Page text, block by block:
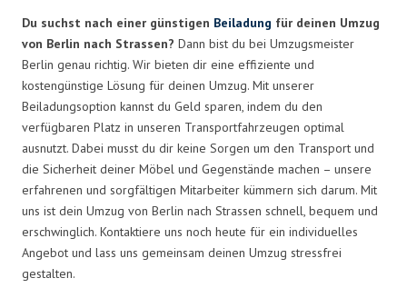
Du suchst nach einer günstigen Beiladung für deinen Umzug
von Berlin nach Strassen? Dann bist du bei Umzugsmeister
Berlin genau richtig. Wir bieten dir eine effiziente und
kostengünstige Lösung für deinen Umzug. Mit unserer
Beiladungsoption kannst du Geld sparen, indem du den
verfügbaren Platz in unseren Transportfahrzeugen optimal
ausnutzt. Dabei musst du dir keine Sorgen um den Transport und
die Sicherheit deiner Möbel und Gegenstände machen – unsere
erfahrenen und sorgfältigen Mitarbeiter kümmern sich darum. Mit
uns ist dein Umzug von Berlin nach Strassen schnell, bequem und
erschwinglich. Kontaktiere uns noch heute für ein individuelles
Angebot und lass uns gemeinsam deinen Umzug stressfrei
gestalten.